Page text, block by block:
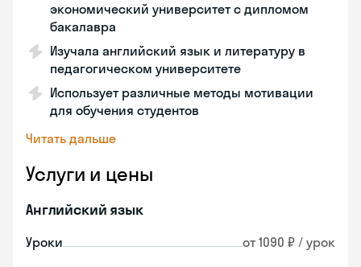
экономический университет с дипломом
бакалавра
Изучала английский язык и литературу в
педагогическом университете
Использует различные методы мотивации
для обучения студентов
Читать дальше
Услуги и цены
Английский язык
Уроки от 1090 ₽ / урок